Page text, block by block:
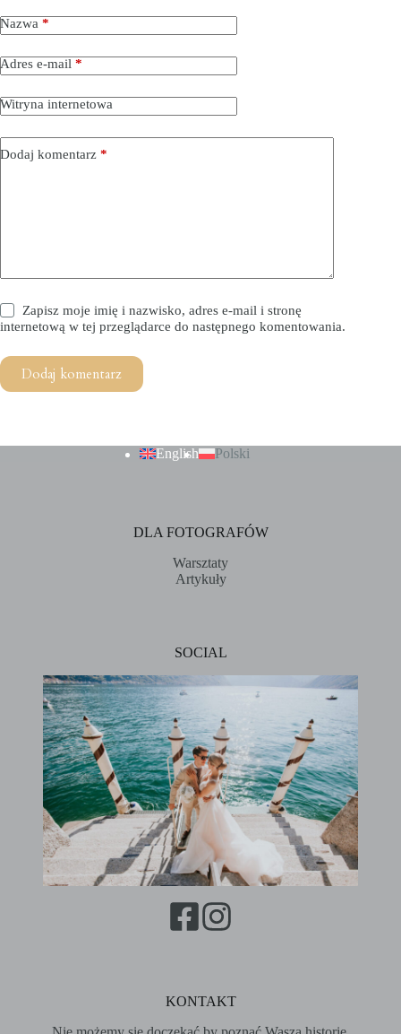
Nazwa *
Adres e-mail *
Witryna internetowa
Dodaj komentarz *
Zapisz moje imię i nazwisko, adres e-mail i stronę
internetową w tej przeglądarce do następnego komentowania.
Dodaj komentarz
English Polski
DLA FOTOGRAFÓW
Warsztaty
Artykuły
SOCIAL
KONTAKT